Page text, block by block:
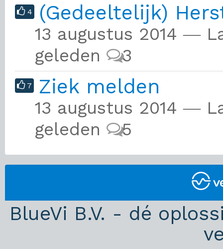
4 (Gedeeltelijk)
13 augustus 2014 ―
geleden
3
7 Ziek melden
13 augustus 2014 ―
geleden
5
BlueVi B.V. - dé